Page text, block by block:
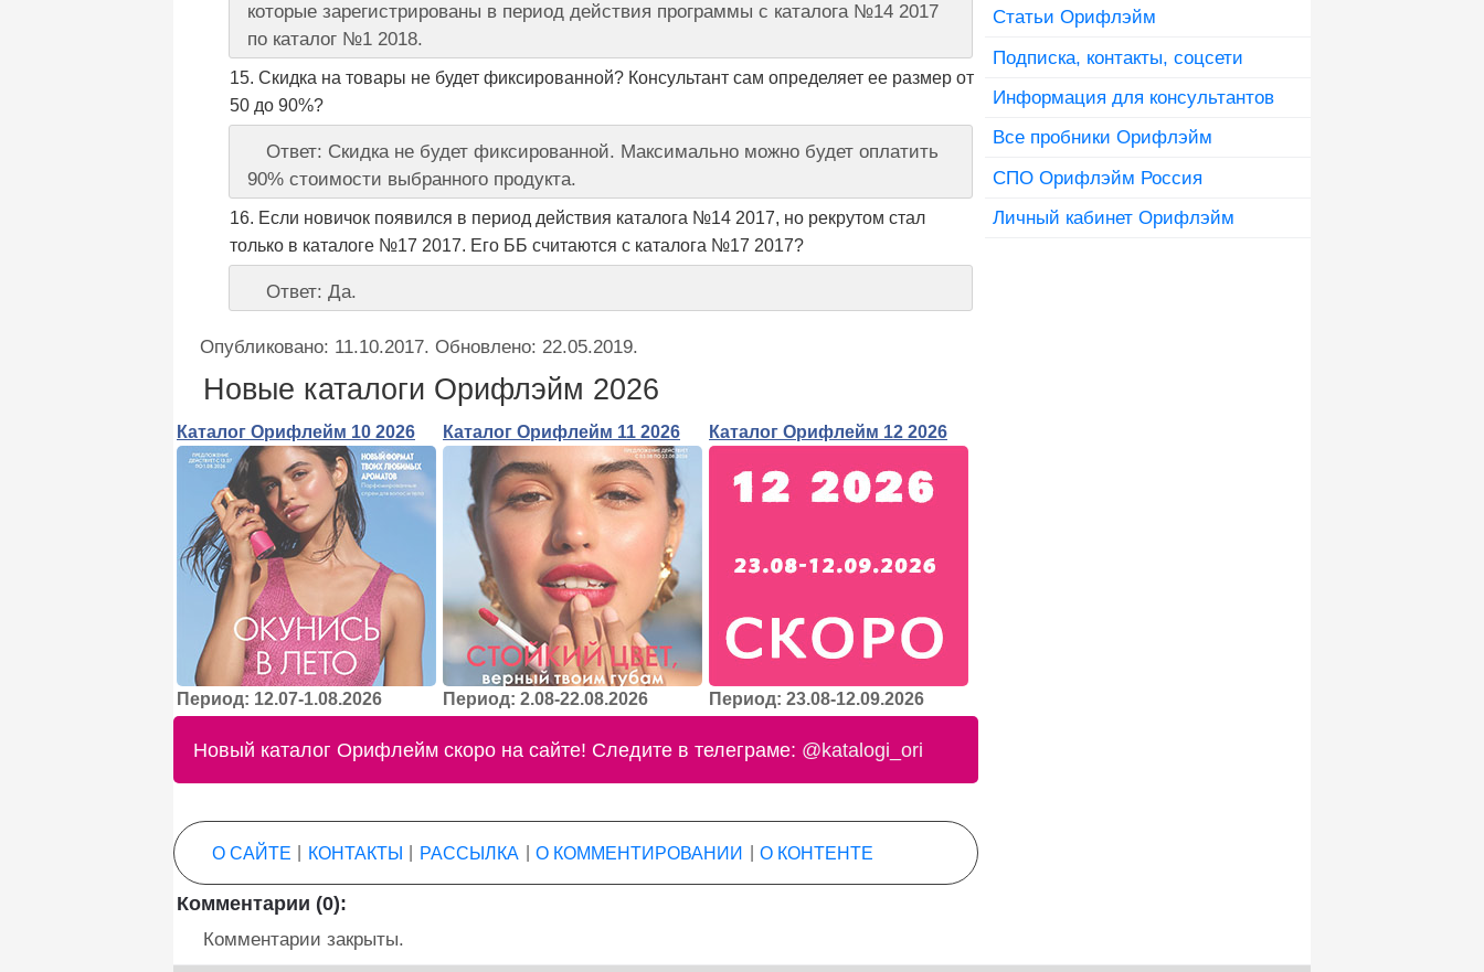
которые зарегистрированы в период действия программы с каталога №14 2017
по каталог №1 2018.
Скидка на товары не будет фиксированной? Консультант сам определяет ее размер от
50 до 90%?
Ответ: Скидка не будет фиксированной. Максимально можно будет оплатить
90% стоимости выбранного продукта.
Если новичок появился в период действия каталога №14 2017, но рекрутом стал
только в каталоге №17 2017. Его ББ считаются с каталога №17 2017?
Ответ: Да.
Опубликовано: 11.10.2017. Обновлено: 22.05.2019.
Новые каталоги Орифлэйм 2026
Каталог Орифлейм 10 2026
Период: 12.07-1.08.2026
Каталог Орифлейм 11 2026
Период: 2.08-22.08.2026
Каталог Орифлейм 12 2026
Период: 23.08-12.09.2026
Новый каталог Орифлейм скоро на сайте! Следите в телеграме: @katalogi_ori
О САЙТЕ КОНТАКТЫ РАССЫЛКА О КОММЕНТИРОВАНИИ О КОНТЕНТЕ
Комментарии (0):
Комментарии закрыты.
Статьи Орифлэйм
Подписка, контакты, соцсети
Информация для консультантов
Все пробники Орифлэйм
СПО Орифлэйм Россия
Личный кабинет Орифлэйм